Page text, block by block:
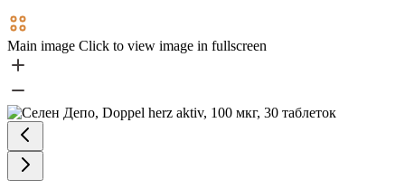
Main image Click to view image in fullscreen